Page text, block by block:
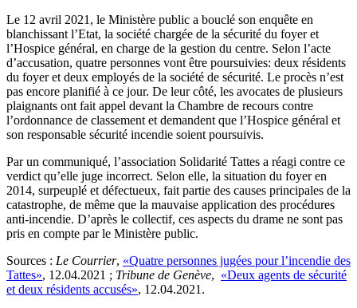
Le 12 avril 2021, le Ministère public a bouclé son enquête en
blanchissant l’Etat, la société chargée de la sécurité du foyer et
l’Hospice général, en charge de la gestion du centre. Selon l’acte
d’accusation, quatre personnes vont être poursuivies: deux résidents
du foyer et deux employés de la société de sécurité. Le procès n’est
pas encore planifié à ce jour. De leur côté, les avocates de plusieurs
plaignants ont fait appel devant la Chambre de recours contre
l’ordonnance de classement et demandent que l’Hospice général et
son responsable sécurité incendie soient poursuivis.
Par un communiqué, l’association Solidarité Tattes a réagi contre ce
verdict qu’elle juge incorrect. Selon elle, la situation du foyer en
2014, surpeuplé et défectueux, fait partie des causes principales de la
catastrophe, de même que la mauvaise application des procédures
anti-incendie. D’après le collectif, ces aspects du drame ne sont pas
pris en compte par le Ministère public.
Sources : Le Courrier, «Quatre personnes jugées pour l’incendie des
Tattes», 12.04.2021 ; Tribune de Genève, «Deux agents de sécurité
et deux résidents accusés», 12.04.2021.